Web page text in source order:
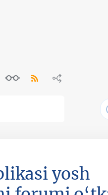
yosh